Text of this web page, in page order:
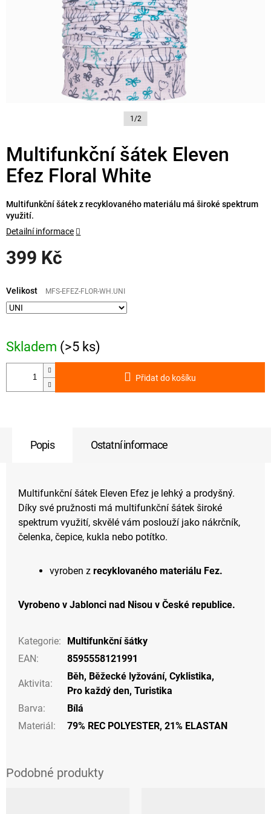
1/2
Multifunkční šátek Eleven
Efez Floral White
399 Kč
cena:
Skladem (>5 ks)
Velikost MFS-EFEZ-FLOR-WH.UNI
Přidat do košíku
Multifunkční šátek z recyklovaného materiálu má široké spektrum
využití.
Detailní informace
Popis Ostatní informace
Multifunkční šátek Eleven Efez je lehký a prodyšný.
Díky své pružnosti má multifunkční šátek široké
spektrum využití, skvělé vám poslouží jako nákrčník,
čelenka, čepice, kukla nebo potítko.
vyroben z recyklovaného materiálu Fez.
Vyrobeno v Jablonci nad Nisou v České republice.
Kategorie:
Multifunkční šátky
EAN: 8595558121991
Aktivita:
Běh, Běžecké lyžování, Cyklistika,
Pro každý den, Turistika
Barva:
Bílá
Materiál: 79% REC POLYESTER, 21% ELASTAN